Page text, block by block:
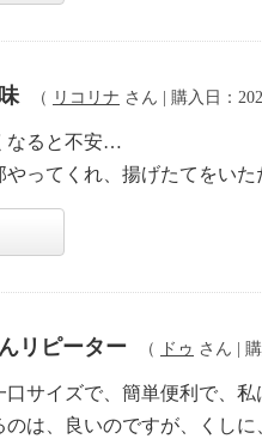
（ リコリナ さん | 購入日：
なると不安…
ってくれ、揚げたてをい
リピーター （ ドゥ さん |
サイズで、簡単便利で、
は、良いのですが、くし